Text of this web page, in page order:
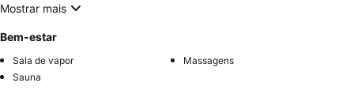
Mostrar mais
Bem-estar
Sala de vapor
Massagens
Sauna